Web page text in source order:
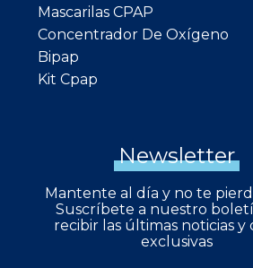
Mascarilas CPAP
Concentrador De Oxígeno
Bipap
Kit Cpap
Newsletter
Mantente al día y no te
Suscríbete a nuestro
recibir las últimas noticias y
exclusivas